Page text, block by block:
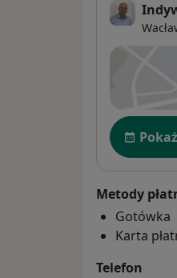
Metody
Gotówka
Karta
Telefon